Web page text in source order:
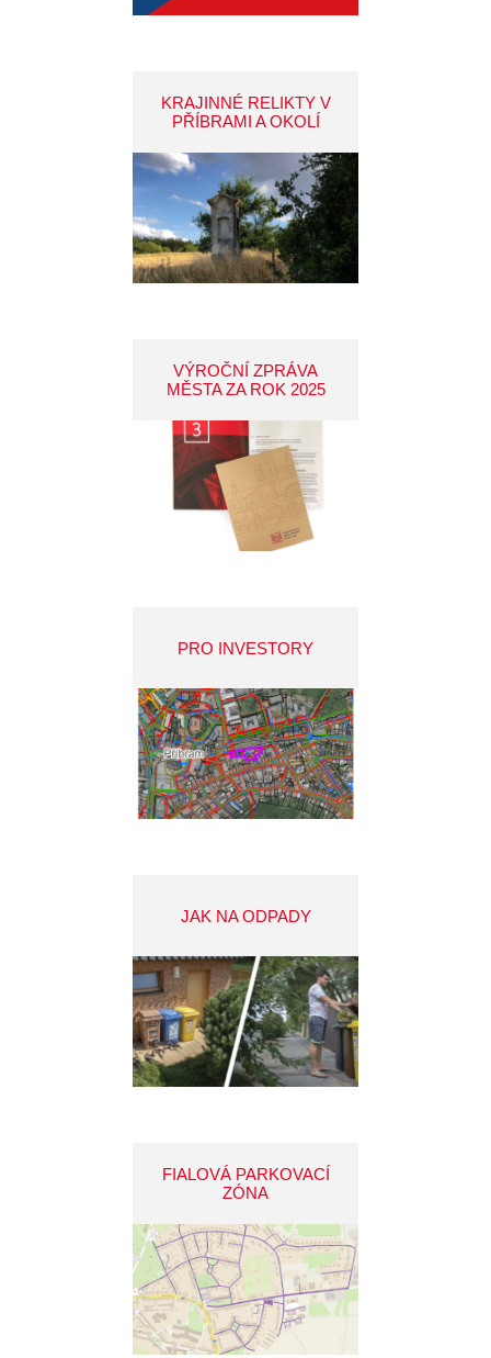
KRAJINNÉ RELIKTY V
PŘÍBRAMI A OKOLÍ
VÝROČNÍ ZPRÁVA
MĚSTA ZA ROK 2025
PRO INVESTORY
JAK NA ODPADY
FIALOVÁ PARKOVACÍ
ZÓNA